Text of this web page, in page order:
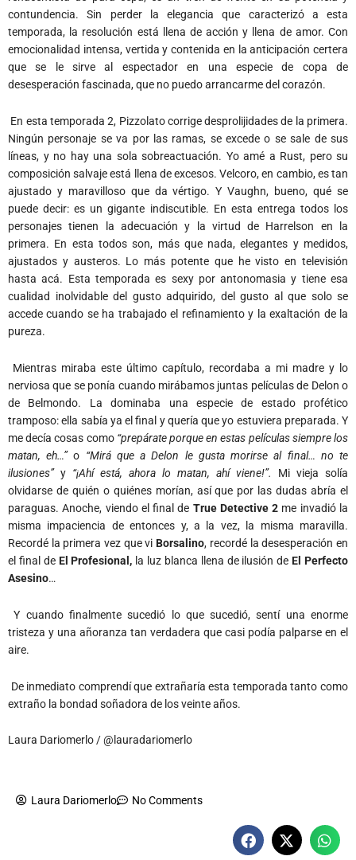
contundencia. Sin perder la elegancia que caracterizó a esta
temporada, la resolución está llena de acción y llena de amor. Con
emocionalidad intensa, vertida y contenida en la anticipación certera
que se le sirve al espectador en una especie de copa de
desesperación fascinada, que no puedo arrancarme del corazón.
En esta temporada 2, Pizzolato corrige desprolijidades de la primera.
Ningún personaje se va por las ramas, se excede o se sale de sus
líneas, y no hay una sola sobreactuación. Yo amé a Rust, pero su
composición salvaje está llena de excesos. Velcoro, en cambio, es tan
ajustado y maravilloso que da vértigo. Y Vaughn, bueno, qué se
puede decir: es un gigante indiscutible. En esta entrega todos los
personajes tienen la adecuación y la virtud de Harrelson en la
primera. En esta todos son, más que nada, elegantes y medidos,
ajustados y austeros. Lo más potente que he visto en televisión
hasta acá. Esta temporada es sexy por antonomasia y tiene esa
cualidad inolvidable del gusto adquirido, del gusto al que solo se
accede cuando se ha trabajado el refinamiento y la exaltación de la
pureza.
Mientras miraba este último capítulo, recordaba a mi madre y lo
nerviosa que se ponía cuando mirábamos juntas películas de Delon o
de Belmondo. La dominaba una especie de estado profético
tramposo: ella sabía ya el final y quería que yo estuviera preparada. Y
me decía cosas como “prepárate porque en estas películas siempre los
matan, eh…”o “Mirá que a Delon le gusta morirse al final… no te
ilusiones” y “¡Ahí está, ahora lo matan, ahí viene!”. Mi vieja solía
olvidarse de quién o quiénes morían, así que por las dudas abría el
paraguas. Anoche, viendo el final de True Detective 2 me invadió la
misma impaciencia de entonces y, a la vez, la misma maravilla.
Recordé la primera vez que viBorsalino, recordé la desesperación en
el final de El Profesional, la luz blanca llena de ilusión deEl Perfecto
Asesino…
Y cuando finalmente sucedió lo que sucedió, sentí una enorme
tristeza y una añoranza tan verdadera que casi podía palparse en el
aire.
De inmediato comprendí que extrañaría esta temporada tanto como
extraño la bondad soñadora de los veinte años.
Laura Dariomerlo / @lauradariomerlo
Laura Dariomerlo No Comments